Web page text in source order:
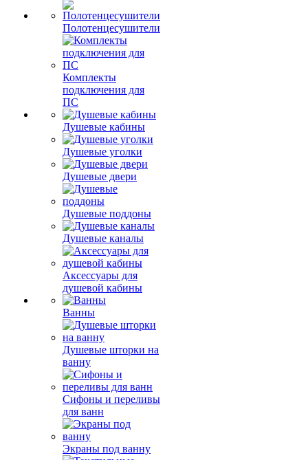
Полотенцесушители
Комплекты
подключения для
ПС
Душевые кабины
Душевые уголки
Душевые двери
Душевые поддоны
Душевые каналы
Аксессуары для
душевой кабины
Ванны
Душевые шторки на
ванну
Сифоны и переливы
для ванн
Экраны под ванну